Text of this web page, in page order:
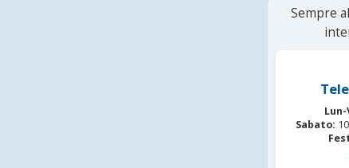
Sempre
Lun-
Sabato: